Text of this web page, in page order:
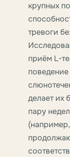
крупных
тревоги
приём L-
делает их
пару